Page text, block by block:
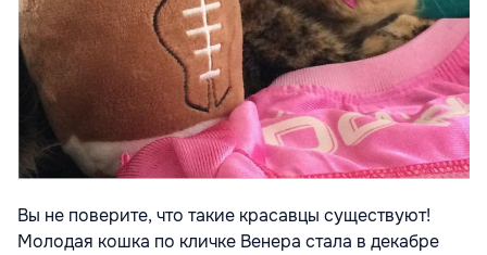
Вы не поверите, что такие красавцы существуют!
Молодая кошка по кличке Венера стала в декабре